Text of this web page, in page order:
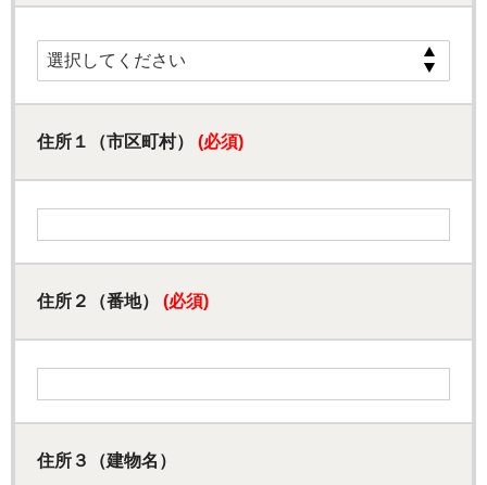
住所１（市区町村） (必須)
住所２（番地） (必須)
住所３（建物名）